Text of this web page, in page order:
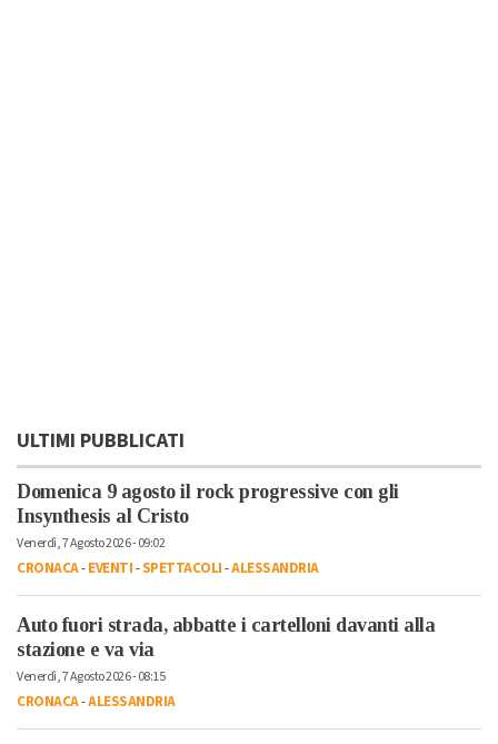
ULTIMI PUBBLICATI
Domenica 9 agosto il rock progressive con gli
Insynthesis al Cristo
Venerdì, 7 Agosto 2026 - 09:02
CRONACA-EVENTI-SPETTACOLI-ALESSANDRIA
Auto fuori strada, abbatte i cartelloni davanti alla
stazione e va via
Venerdì, 7 Agosto 2026 - 08:15
CRONACA-ALESSANDRIA